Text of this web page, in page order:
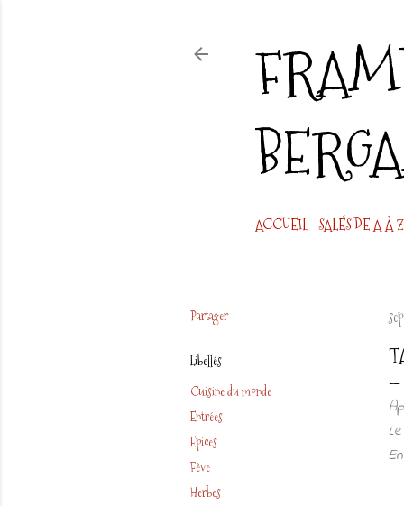
ACCUEIL SALÉS DE A À Z
Partager
Libellés
Cuisine du monde
Entrées
Epices
Fève
Herbes